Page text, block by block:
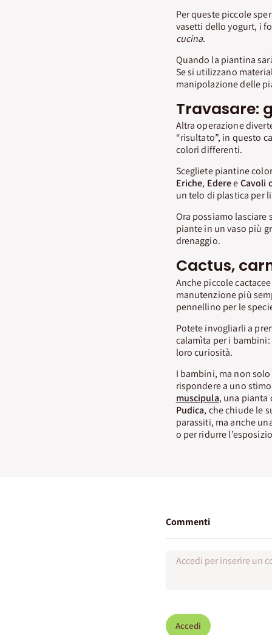
Per queste piccole
vasetti dello yogurt, i
cucina.
Quando la piantina
Se si utilizzano
manipolazione delle
Travasare:
Altra operazione
“risultato”, in questo
colori differenti.
Scegliete piantine
Eriche, EdereeCavoli
un telo di plastica per
Ora possiamo
piante in un vaso più
drenaggio.
Cactus,
Anche piccole
manutenzione più
pennellino per le
Potete invogliarli a
calamìta per i
loro curiosità.
I bambini, ma non
rispondere a uno
muscipula, una pianta
Pudica, che chiude le
parassiti, ma anche
o per ridurre
Commenti
Accedi